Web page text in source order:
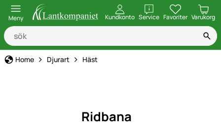
Meny Kundkonto ServiceöppnaFavoriter Varukorg
Home Djurart Häst
Ridbana